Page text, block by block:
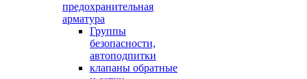
предохранительная
арматура
Группы
безопасности,
автоподпитки
клапаны обратные